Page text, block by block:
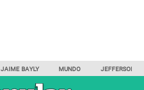
JAIME BAYLY MUNDO JEFFERSON